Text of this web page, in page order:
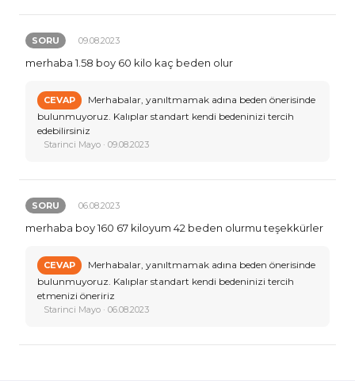
SORU 09.08.2023
merhaba 1.58 boy 60 kilo kaç beden olur
CEVAP
Merhabalar, yanıltmamak adına beden önerisinde
bulunmuyoruz. Kalıplar standart kendi bedeninizi tercih
edebilirsiniz
Starinci Mayo · 09.08.2023
SORU 06.08.2023
merhaba boy 160 67 kiloyum 42 beden olurmu teşekkürler
CEVAP
Merhabalar, yanıltmamak adına beden önerisinde
bulunmuyoruz. Kalıplar standart kendi bedeninizi tercih
etmenizi öneririz
Starinci Mayo · 06.08.2023